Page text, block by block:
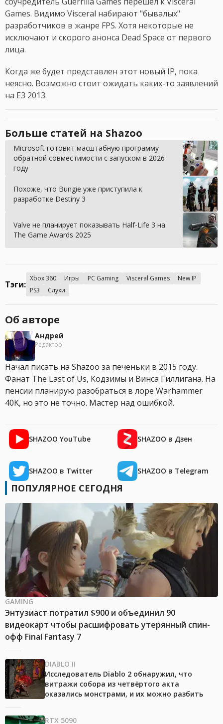
Games. Видимо Visceral набирают "бывалых"
разработчиков в жанре FPS. Хотя некоторые не
исключают и скорого анонса Dead Space от первого
лица.
Когда же будет представлен этот новый IP, пока
неясно. Возможно стоит ожидать каких-то заявлений
на E3 2013.
Больше статей на Shazoo
Microsoft готовит масштабную программу
обратной совместимости с запуском в 2026
году
Похоже, что Bungie уже приступила к
разработке Destiny 3
Valve не планирует показывать Half-Life 3 на
The Game Awards 2025
Тэги:
Xbox 360 Игры PC Gaming Visceral Games
New IP
PS3
Слухи
Об авторе
Андрей
Редактор
Начал писать на Shazoo за печеньки в 2015 году.
Фанат The Last of Us, Кодзимы и Винса Гиллигана. На
пенсии планирую разобраться в лоре Warhammer
40K, но это не точно. Мастер над ошибкой.
SHAZOO YouTube SHAZOO в Дзен
SHAZOO в Twitter SHAZOO в Telegram
ПОПУЛЯРНОЕ СЕГОДНЯ
GAMING
Энтузиаст потратил $900 и объединил 90
видеокарт чтобы расшифровать утерянный спин-
офф Final Fantasy 7
DIABLO II
Исследователь Diablo 2 обнаружил, что
витражи собора из четвёртого акта
оказались монстрами, и их можно разбить
RTX 5090